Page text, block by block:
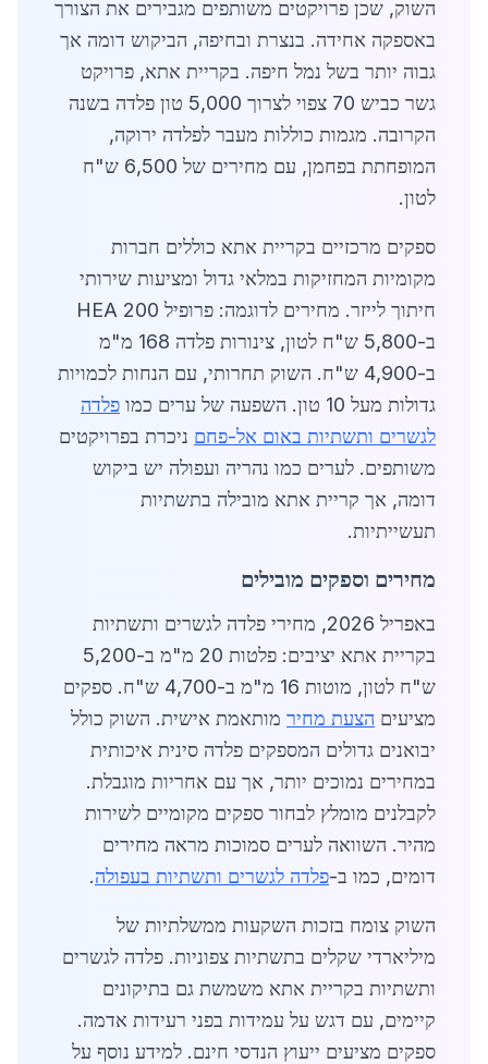
השוק, שכן פרויקטים משותפים מגבירים את הצורך
באספקה אחידה. בנצרת ובחיפה, הביקוש דומה אך
גבוה יותר בשל נמל חיפה. בקריית אתא, פרויקט
גשר כביש 70 צפוי לצרוך 5,000 טון פלדה בשנה
הקרובה. מגמות כוללות מעבר לפלדה ירוקה,
המופחתת בפחמן, עם מחירים של 6,500 ש"ח
לטון.
ספקים מרכזיים בקריית אתא כוללים חברות
מקומיות המחזיקות במלאי גדול ומציעות שירותי
חיתוך לייזר. מחירים לדוגמה: פרופיל HEA 200
ב-5,800 ש"ח לטון, צינורות פלדה 168 מ"מ
ב-4,900 ש"ח. השוק תחרותי, עם הנחות לכמויות
גדולות מעל 10 טון. השפעה של ערים כמו
פלדה
לגשרים ותשתיות באום אל-פחם ניכרת בפרויקטים
משותפים. לערים כמו נהריה ועפולה יש ביקוש
דומה, אך קריית אתא מובילה בתשתיות
תעשייתיות.
מחירים וספקים מובילים
באפריל 2026, מחירי פלדה לגשרים ותשתיות
בקריית אתא יציבים: פלטות 20 מ"מ ב-5,200
ש"ח לטון, מוטות 16 מ"מ ב-4,700 ש"ח. ספקים
מציעים הצעת מחיר מותאמת אישית. השוק כולל
יבואנים גדולים המספקים פלדה סינית איכותית
במחירים נמוכים יותר, אך עם אחריות מוגבלת.
לקבלנים מומלץ לבחור ספקים מקומיים לשירות
מהיר. השוואה לערים סמוכות מראה מחירים
דומים, כמו ב-פלדה לגשרים ותשתיות בעפולה.
השוק צומח בזכות השקעות ממשלתיות של
מיליארדי שקלים בתשתיות צפוניות. פלדה לגשרים
ותשתיות בקריית אתא משמשת גם בתיקונים
קיימים, עם דגש על עמידות בפני רעידות אדמה.
ספקים מציעים ייעוץ הנדסי חינם. למידע נוסף על